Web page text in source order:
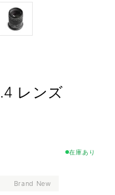
レンズ
在庫あり
Brand New